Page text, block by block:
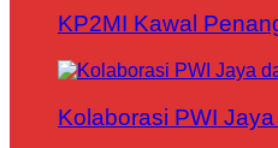
KP2MI Kawal
Kolaborasi PWI